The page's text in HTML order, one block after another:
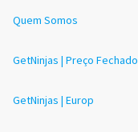
Quem Somos
GetNinjas | Preço Fechado
GetNinjas | Europ